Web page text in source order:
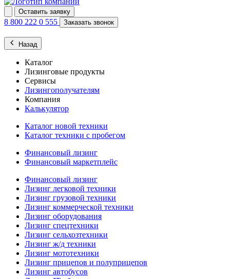
Оставить заявку
8 800 222 0 555 Заказать звонок
Назад
Каталог
Лизинговые продукты
Сервисы
Лизингополучателям
Компания
Калькулятор
Каталог новой техники
Каталог техники с пробегом
Финансовый лизинг
Финансовый маркетплейс
Финансовый лизинг
Лизинг легковой техники
Лизинг грузовой техники
Лизинг коммерческой техники
Лизинг оборудования
Лизинг спецтехники
Лизинг сельхозтехники
Лизинг ж/д техники
Лизинг мототехники
Лизинг прицепов и полуприцепов
Лизинг автобусов